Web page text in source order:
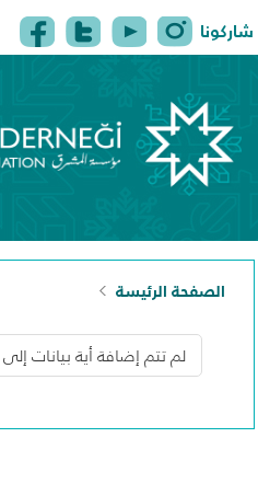
الصفحة الرئيسة
لم تتم إضافة أية بيانات